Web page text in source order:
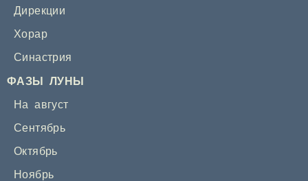
Дирекции
Хорар
Синастрия
ФАЗЫ ЛУНЫ
На август
Сентябрь
Октябрь
Ноябрь